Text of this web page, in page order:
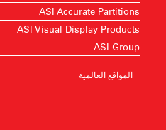
ASI Accurate Partitions
ASI Visual Display Products
ASI Group
المواقع العالمية